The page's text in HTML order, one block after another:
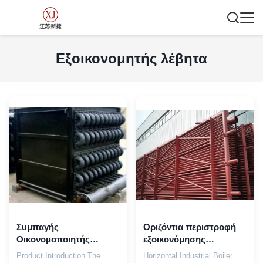
Εξοικονομητής λέβητα
Συμπαγής
Οικονομοποιητής
Λέβητα για
Product Introduction The
Οριζόντια περιστροφή
εξοικονόμησης
βιομηχανικού λέβητα με
Horizontal Industrial Boiler